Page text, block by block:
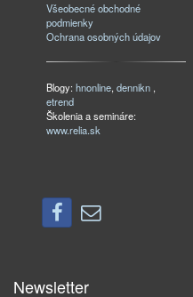
Všeobecné obchodné
podmienky
Ochrana osobných údajov
Blogy:hnonline,dennikn ,
etrend
Školenia a semináre:
www.relia.sk
Newsletter